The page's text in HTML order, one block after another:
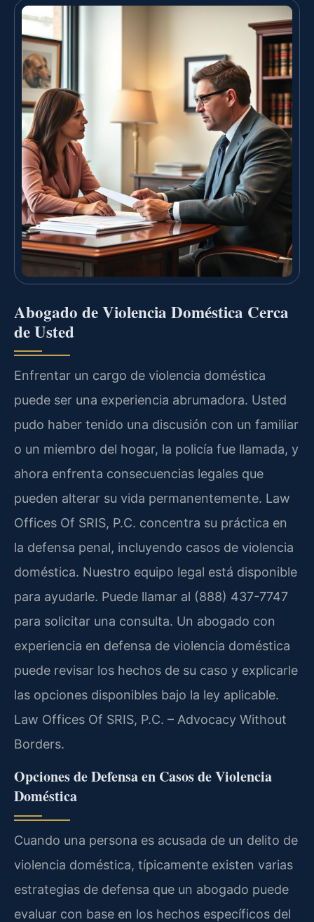
Abogado de Violencia Doméstica Cerca
de Usted
Enfrentar un cargo de violencia doméstica
puede ser una experiencia abrumadora. Usted
pudo haber tenido una discusión con un familiar
o un miembro del hogar, la policía fue llamada, y
ahora enfrenta consecuencias legales que
pueden alterar su vida permanentemente. Law
Offices Of SRIS, P.C. concentra su práctica en
la defensa penal, incluyendo casos de violencia
doméstica. Nuestro equipo legal está disponible
para ayudarle. Puede llamar al (888) 437-7747
para solicitar una consulta. Un abogado con
experiencia en defensa de violencia doméstica
puede revisar los hechos de su caso y explicarle
las opciones disponibles bajo la ley aplicable.
Law Offices Of SRIS, P.C. – Advocacy Without
Borders.
Opciones de Defensa en Casos de Violencia
Doméstica
Cuando una persona es acusada de un delito de
violencia doméstica, típicamente existen varias
estrategias de defensa que un abogado puede
evaluar con base en los hechos específicos del